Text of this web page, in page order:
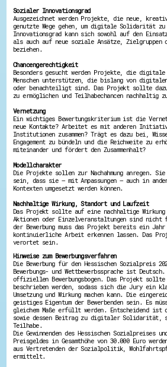
Sozialer Innovationsgrad
Ausgezeichnet werden Projekte, die neue,
genutzte Wege gehen, um digitale Solidarität
Innovationsgrad kann sich sowohl auf den
als auch auf neue soziale Ansätze, Zielgruppen
beziehen.
Chancengerechtigkeit
Besonders gesucht werden Projekte, die digitale
Menschen unterstützen, die bislang von digitalen
oder benachteiligt sind. Das Projekt sollte
zu ermöglichen und Teilhabechancen nachhaltig
Vernetzung
Ein wichtiges Bewertungskriterium ist die
neue Kontakte? Arbeitet es mit anderen
Institutionen zusammen? Trägt es dazu bei,
Engagement zu bündeln und die Reichweite zu
miteinander und fördert den Zusammenhalt?
Modellcharakter
Die Projekte sollen zur Nachahmung anregen.
sein, dass sie – mit Anpassungen – auch in
Kontexten umgesetzt werden können.
Nachhaltige Wirkung, Standort und Laufzeit
Das Projekt sollte auf eine nachhaltige
Aktionen oder Einzelveranstaltungen sind nicht
der Bewerbung muss das Projekt bereits ein Jahr
kontinuierliche Arbeit erkennen lassen. Das
verortet sein.
Hinweise zum Bewerbungsverfahren
Die Bewerbung für den Hessischen
Bewerbungs- und Wettbewerbssprache ist
offiziellen Bewerbungsbogen. Das Projekt sollte
beschrieben werden, sodass sich die Jury ein
Umsetzung und Wirkung machen kann. Die
geistiges Eigentum der Bewerbenden sein. Es
gleichem Maße erfüllt werden. Entscheidend ist
sowie dessen Beitrag zu digitaler Solidarität,
Teilhabe.
Die Gewinnenden des Hessischen Sozialpreises
Preisgeldes in Gesamthöhe von 30.000 Euro
aus Vertretenden der Sozialpolitik,
ermittelt.